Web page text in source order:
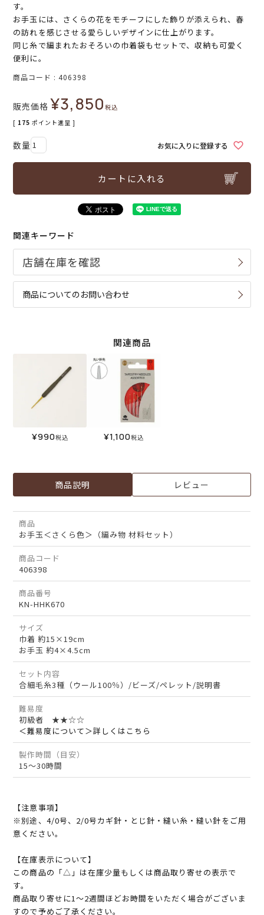
す。
お手玉には、さくらの花をモチーフにした飾りが添えられ、春
の訪れを感じさせる愛らしいデザインに仕上がります。
同じ糸で編まれたおそろいの巾着袋もセットで、収納も可愛く
便利に。
商品コード 406398
販売価格 ¥3,850税込
[ 175 ポイント進呈 ]
お気に入りに登録する
カートに入れる
関連キーワード
商品についてのお問い合わせ
関連商品
¥990税込 ¥1,100税込
商品説明 レビュー
商品
お手玉＜さくら色＞（編み物 材料セット）
商品コード
406398
商品番号
KN-HHK670
サイズ
巾着 約15×19cm
お手玉 約4×4.5cm
セット内容
合細毛糸3種（ウール100％）/ビーズ/ペレット/説明書
難易度
初級者 ★★☆☆
＜難易度について＞詳しくはこちら
製作時間（目安）
15～30時間
【注意事項】
※別途、4/0号、2/0号カギ針・とじ針・縫い糸・縫い針をご用
意ください。
【在庫表示について】
この商品の「△」は在庫少量もしくは商品取り寄せの表示で
す。
商品取り寄せに1～2週間ほどお時間をいただく場合がございま
すので予めご了承ください。